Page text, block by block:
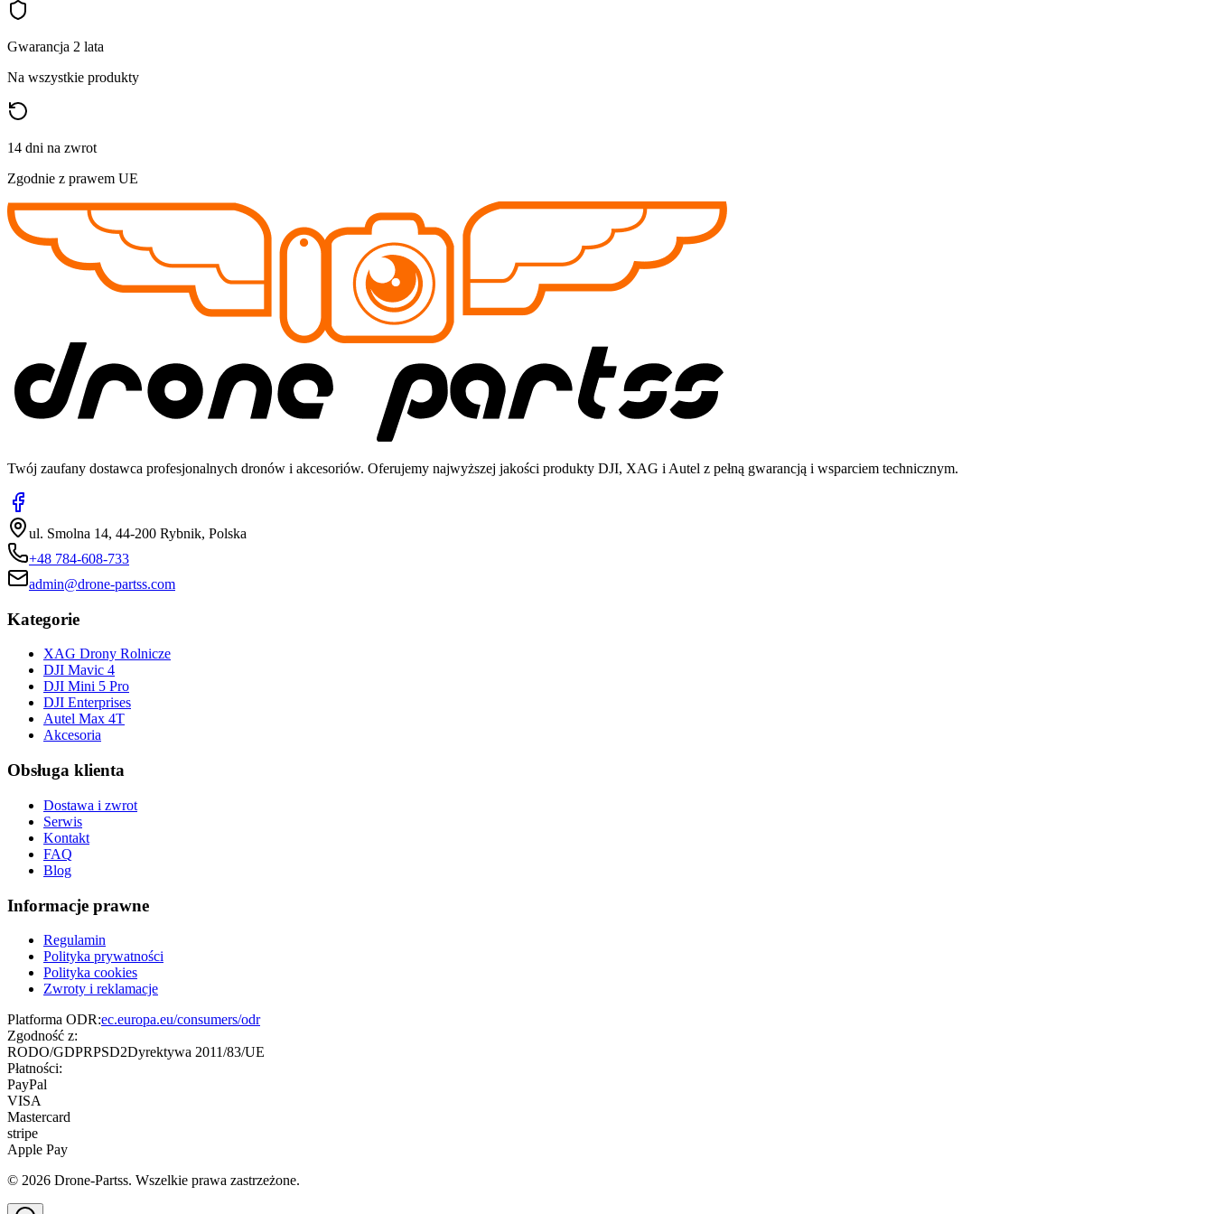
Gwarancja 2 lata
Na wszystkie produkty
14 dni na zwrot
Zgodnie z prawem UE
Twój zaufany dostawca profesjonalnych dronów i akcesoriów. Oferujemy najwyższej jakości produkty DJI, XAG i Autel z pełną gwarancją i wsparciem technicznym.
ul. Smolna 14, 44-200 Rybnik, Polska
+48 784-608-733
admin@drone-partss.com
Kategorie
XAG Drony Rolnicze
DJI Mavic 4
DJI Mini 5 Pro
DJI Enterprises
Autel Max 4T
Akcesoria
Obsługa klienta
Dostawa i zwrot
Serwis
Kontakt
FAQ
Blog
Informacje prawne
Regulamin
Polityka prywatności
Polityka cookies
Zwroty i reklamacje
Platforma ODR:ec.europa.eu/consumers/odr
Zgodność z:
RODO/GDPRPSD2Dyrektywa 2011/83/UE
Płatności:
PayPal
VISA
Mastercard
stripe
Apple Pay
© 2026 Drone-Partss. Wszelkie prawa zastrzeżone.